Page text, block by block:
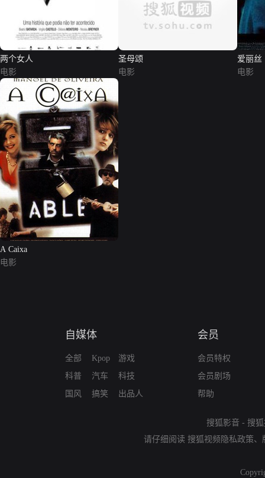
两个女人
电影
圣母颂
电影
爱丽丝
电影
A Caixa
电影
自媒体
全部
科普
国风
Kpop
汽车
搞笑
游戏
科技
出品人
会员
会员特权
会员剧场
帮助
搜狐影音 - 搜
请仔细阅读 搜狐视频隐私政策、